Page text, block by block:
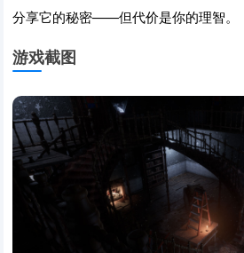
分享它的秘密——但代价是你的理智。
游戏截图